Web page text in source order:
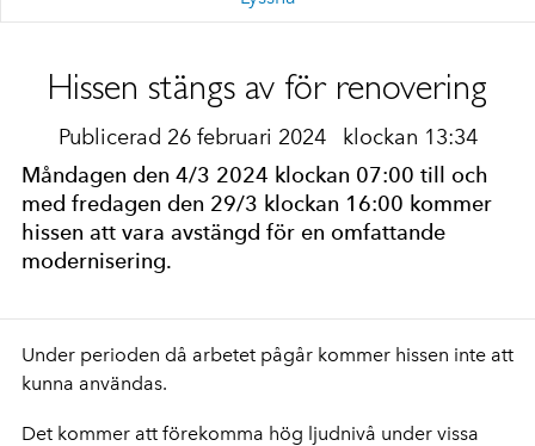
Hissen stängs av för renovering
Publicerad 26 februari 2024 klockan 13:34
Måndagen den 4/3 2024 klockan 07:00 till och
med fredagen den 29/3 klockan 16:00 kommer
hissen att vara avstängd för en omfattande
modernisering.
Under perioden då arbetet pågår kommer hissen inte att
kunna användas.
Det kommer att förekomma hög ljudnivå under vissa